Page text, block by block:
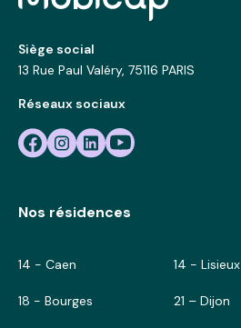
Siège social
13 Rue Paul Valéry, 75116 PARIS
Réseaux sociaux
Nos résidences
14 - Caen 14 - Lisieux
18 - Bourges 21 – Dijon